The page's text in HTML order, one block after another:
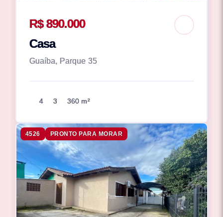
R$ 890.000
Casa
Guaíba, Parque 35
4 3 360 m²
4526 PRONTO PARA MORAR